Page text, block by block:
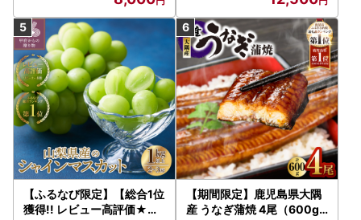
【ふるなび限定】【総合1位
獲得!! レビュー高評価★】
【期間限定】鹿児島県大隅
産 うなぎ蒲焼 4尾（600g